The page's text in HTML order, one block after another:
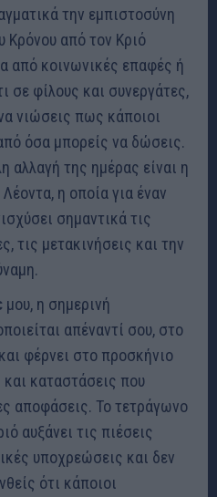
την εμπιστοσύνη
Κρόνου από τον Κριό
από κοινωνικές επαφές ή
σε φίλους και συνεργάτες,
νιώσεις πως κάποιοι
όσα μπορείς να δώσεις.
αλλαγή της ημέρας είναι η
η οποία για έναν
σημαντικά τις
τις μετακινήσεις και την
μου, η σημερινή
απέναντί σου, στο
φέρνει στο προσκήνιο
καταστάσεις που
αποφάσεις. Το τετράγωνο
αυξάνει τις πιέσεις
υποχρεώσεις και δεν
ότι κάποιοι